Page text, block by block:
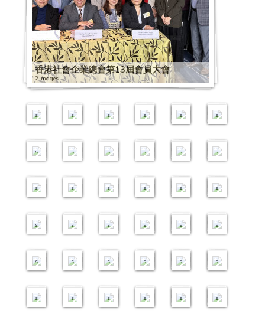
香港社會企業總會第13屆會員大會
2 images
劃
2
0
2
1
6
i
m
a
e
s
秋
季
交
易
會
1
1
i
m
a
e
s
查
新
聞
發
佈
會
2
i
m
a
e
s
构
银
行
口
罩
1
2
i
m
a
e
s
计
划
2
2
1
7
m
a
e
s
e
s
睿
程
社
探
访
2
0
2
1
i
m
a
e
s
送
上
抗
疫
物
资
2
0
2
2
i
m
a
e
s
线
上
资
源
营
商
2
0
2
2
i
m
a
e
s
门
好
生
意
？
》
读
书
会
1
i
m
a
e
s
S
E
C
a
R
o
o
m
i
m
a
e
s
者
i
m
a
e
s
0
1
2
2
向
社
企
出
发
：
城
茶
室
i
m
a
e
s
港
开
电
视
「
开
黎
见
我
」
目
访
问
i
m
a
e
s
9
亚
洲
公
益
事
业
研
究
中
茶
聚
1
i
m
a
e
s
9
1
2
0
2
周
年
大
会
2
1
9
1
i
m
a
e
s
期
二
:
社
企
新
视
点
2
分
享
会
i
m
a
e
s
社
流
团
1
i
m
a
e
s
7
2
0
2
0
1
9
年
亚
洲
工
作
组
织
国
会
议
1
i
m
a
e
s
7
社
企
营
运
能
力
提
升
计
划
–
社
会
使
初
阶
班
i
m
a
e
s
1
6
社
企
星
期
二
:
「
社
企
新
视
点
」
享
会
1
i
m
a
e
s
2
0
1
9
0
7
1
1
深
圳
大
学
社
企
探
活
动
2
i
m
a
e
s
2
0
1
0
7
0
4
香
港
特
许
秘
书
会
讲
座
i
m
a
e
s
6
3
社
领
袖
交
论
坛
3
i
m
a
e
s
2
0
1
9
0
6
1
1
新
联
庆
典
i
m
a
e
s
1
9
0
6
1
0
第
一
届
企
业
社
会
责
任
与
可
持
续
展
论
坛
i
m
a
e
s
0
1
9
0
6
0
3
提
工
作
坊
i
m
a
e
s
0
1
9
0
5
3
0
社
探
访
1
i
m
a
e
s
2
0
1
5
2
6
霍
特
奖
大
湾
区
创
新
挑
战
赛
奖
礼
1
i
m
a
e
s
2
社
营
能
提
升
计
划
–
财
务
管
中
阶
班
i
m
a
e
s
2
0
1
9
0
5
2
1
社
营
运
能
提
升
计
划
–
商
业
管
高
阶
班
i
m
a
e
s
2
1
9
0
5
1
5
香
港
1
访
问
i
m
a
e
s
2
0
1
9
0
5
1
1
动
亚
洲
2
0
1
9
亚
太
社
企
峰
会
1
i
m
a
e
s
2
0
1
9
5
1
1
0
1
9
年
扶
贫
委
员
高
峰
会
i
m
a
e
s
2
0
1
5
0
8
第
9
期
中
国
级
公
务
员
经
济
管
理
讨
班
1
i
m
a
e
s
2
1
0
4
2
社
创
无
障
画
创
大
赛
奖
礼
1
i
m
a
e
s
2
0
1
9
0
4
1
6
企
营
运
力
提
升
划
–
市
场
品
牌
策
略
阶
班
1
i
m
a
2
0
1
9
0
1
1
社
營
運
能
提
升
計
劃
–
社
會
使
高
階
班
i
m
a
2
0
1
9
4
1
0
企
营
运
力
提
升
计
划
–
社
企
佳
实
践
i
m
a
2
0
1
9
0
3
2
8
创
午
宴
i
m
a
2
1
9
0
3
2
7
与
新
企
会
面
i
m
a
2
0
9
0
3
2
福
田
區
社
會
企
業
修
班
1
i
m
a
2
0
9
0
3
0
社
企
运
能
力
升
计
划
–
商
业
管
理
阶
班
2
2
0
9
0
3
3
社
企
运
能
力
升
计
划
–
社
会
使
命
阶
班
2
2
0
1
0
3
0
4
农
社
3
3
开
幕
礼
2
0
1
9
9
1
7
港
社
会
业
总
会
0
周
年
庆
典
暨
社
企
讨
会
2
2
0
1
9
0
2
社
营
运
能
提
升
计
-
市
场
品
牌
策
略
-
阶
班
2
0
9
0
2
6
社
星
期
二
2
0
9
0
2
0
社
企
运
能
力
升
计
划
-
财
务
管
理
2
0
9
0
1
3
社
企
运
能
力
升
计
划
-
商
业
管
理
2
0
9
0
1
6
社
企
运
能
力
升
计
划
–
社
会
使
命
2
0
8
0
5
7
大
湾
区
考
察
团
2
柬
埔
寨
社
企